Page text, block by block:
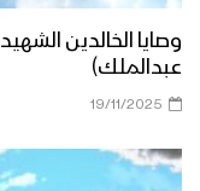
وصايا الخالدين
عبدالملك)
19/11/2025